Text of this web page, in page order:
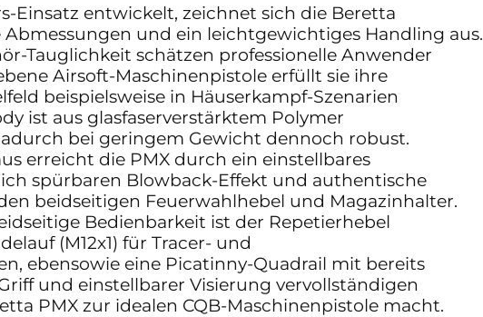
Einsatz entwickelt, zeichnet sich die Beretta
und ein leichtgewichtiges Handling aus.
Tauglichkeit schätzen professionelle Anwender
Airsoft-Maschinenpistole erfüllt sie ihre
beispielsweise in Häuserkampf-Szenarien
ist aus glasfaserverstärktem Polymer
bei geringem Gewicht dennoch robust.
erreicht die PMX durch ein einstellbares
spürbaren Blowback-Effekt und authentische
beidseitigen Feuerwahlhebel und Magazinhalter.
Bedienbarkeit ist der Repetierhebel
(M12x1) für Tracer- und
ebensowie eine Picatinny-Quadrail mit bereits
und einstellbarer Visierung vervollständigen
PMX zur idealen CQB-Maschinenpistole macht.